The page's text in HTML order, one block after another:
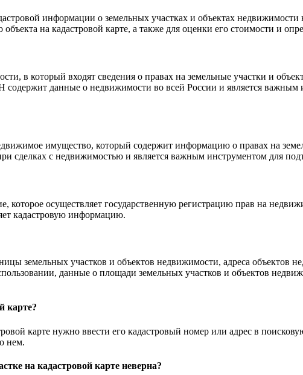
информации о земельных участках и объектах
на кадастровой карте, а также для оценки его стоимости и
в который входят сведения о правах на земельные участки и
данные о недвижимости во всей России и является важным
имущество, который содержит информацию о правах на
сделках с недвижимостью и является важным инструментом для
которое осуществляет государственную регистрацию прав на
кадастровую информацию.
земельных участков и объектов недвижимости, адреса объектов
данные о площади земельных участков и объектов
карте?
карте нужно ввести его кадастровый номер или адрес в
нем.
на кадастровой карте неверна?